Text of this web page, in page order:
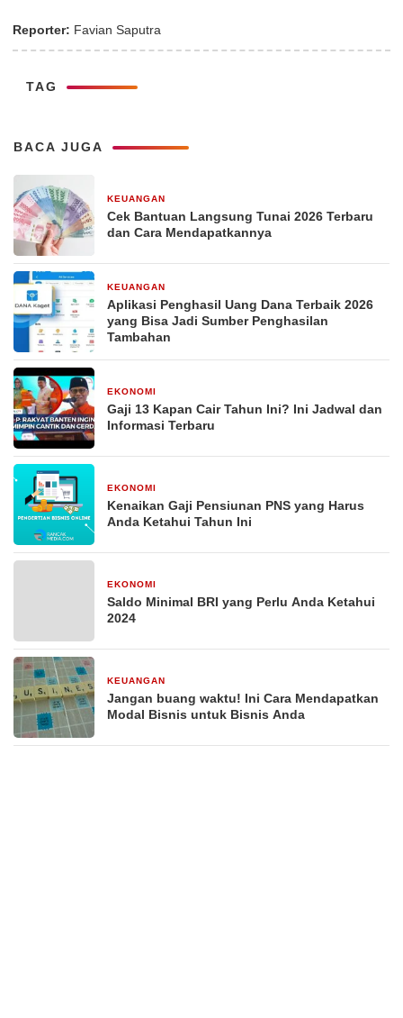
Reporter: Favian Saputra
TAG
BACA JUGA
KEUANGAN
Cek Bantuan Langsung Tunai 2026 Terbaru
dan Cara Mendapatkannya
KEUANGAN
Aplikasi Penghasil Uang Dana Terbaik 2026
yang Bisa Jadi Sumber Penghasilan
Tambahan
EKONOMI
Gaji 13 Kapan Cair Tahun Ini? Ini Jadwal dan
Informasi Terbaru
EKONOMI
Kenaikan Gaji Pensiunan PNS yang Harus
Anda Ketahui Tahun Ini
EKONOMI
Saldo Minimal BRI yang Perlu Anda Ketahui
2024
KEUANGAN
Jangan buang waktu! Ini Cara Mendapatkan
Modal Bisnis untuk Bisnis Anda